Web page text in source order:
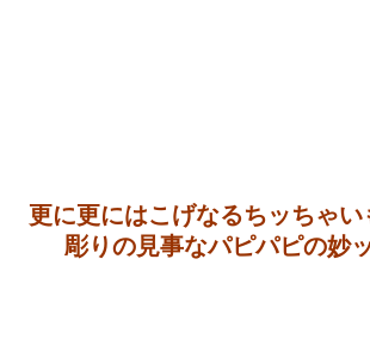
更に更にはこげなるちッちゃ
彫りの見事なパピパピの妙